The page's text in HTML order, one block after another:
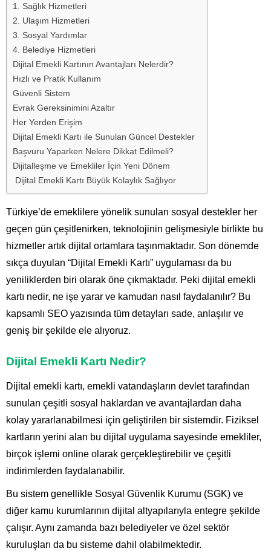
1. Sağlık Hizmetleri
2. Ulaşım Hizmetleri
3. Sosyal Yardımlar
4. Belediye Hizmetleri
Dijital Emekli Kartının Avantajları Nelerdir?
Hızlı ve Pratik Kullanım
Güvenli Sistem
Evrak Gereksinimini Azaltır
Her Yerden Erişim
Dijital Emekli Kartı ile Sunulan Güncel Destekler
Başvuru Yaparken Nelere Dikkat Edilmeli?
Dijitalleşme ve Emekliler İçin Yeni Dönem
Dijital Emekli Kartı Büyük Kolaylık Sağlıyor
Türkiye’de emeklilere yönelik sunulan sosyal destekler her
geçen gün çeşitlenirken, teknolojinin gelişmesiyle birlikte bu
hizmetler artık dijital ortamlara taşınmaktadır. Son dönemde
sıkça duyulan “Dijital Emekli Kartı” uygulaması da bu
yeniliklerden biri olarak öne çıkmaktadır. Peki dijital emekli
kartı nedir, ne işe yarar ve kamudan nasıl faydalanılır? Bu
kapsamlı SEO yazısında tüm detayları sade, anlaşılır ve
geniş bir şekilde ele alıyoruz.
Dijital Emekli Kartı Nedir?
Dijital emekli kartı, emekli vatandaşların devlet tarafından
sunulan çeşitli sosyal haklardan ve avantajlardan daha
kolay yararlanabilmesi için geliştirilen bir sistemdir. Fiziksel
kartların yerini alan bu dijital uygulama sayesinde emekliler,
birçok işlemi online olarak gerçekleştirebilir ve çeşitli
indirimlerden faydalanabilir.
Bu sistem genellikle Sosyal Güvenlik Kurumu (SGK) ve
diğer kamu kurumlarının dijital altyapılarıyla entegre şekilde
çalışır. Aynı zamanda bazı belediyeler ve özel sektör
kuruluşları da bu sisteme dahil olabilmektedir.